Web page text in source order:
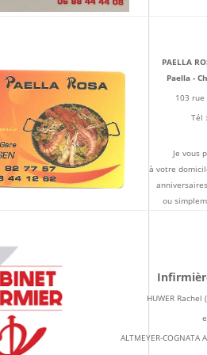
PAELLA
Paella -
103 rue
Tél
Je vous
à votre
ou
HUWER
ALTMEYER-